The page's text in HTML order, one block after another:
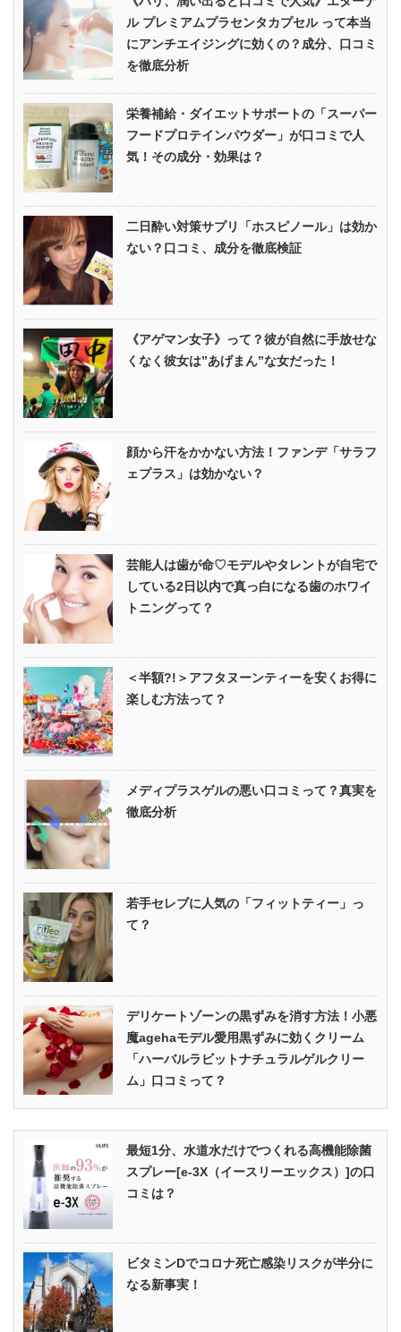
ル プレミアムプラセンタカプセル って本当
にアンチエイジングに効くの？成分、口コミ
を徹底分析
栄養補給・ダイエットサポートの「スーパー
フードプロテインパウダー」が口コミで人
気！その成分・効果は？
二日酔い対策サプリ「ホスピノール」は効か
ない？口コミ、成分を徹底検証
《アゲマン女子》って？彼が自然に手放せな
くなく彼女は”あげまん”な女だった！
顔から汗をかかない方法！ファンデ「サラフ
ェプラス」は効かない？
芸能人は歯が命♡モデルやタレントが自宅で
している2日以内で真っ白になる歯のホワイ
トニングって？
＜半額?!＞アフタヌーンティーを安くお得に
楽しむ方法って？
メディプラスゲルの悪い口コミって？真実を
徹底分析
若手セレブに人気の「フィットティー」っ
て？
デリケートゾーンの黒ずみを消す方法！小悪
魔agehaモデル愛用黒ずみに効くクリーム
「ハーバルラビットナチュラルゲルクリー
ム」口コミって？
最短1分、水道水だけでつくれる高機能除菌
スプレー[e-3X（イースリーエックス）]の口
コミは？
ビタミンDでコロナ死亡感染リスクが半分に
なる新事実！